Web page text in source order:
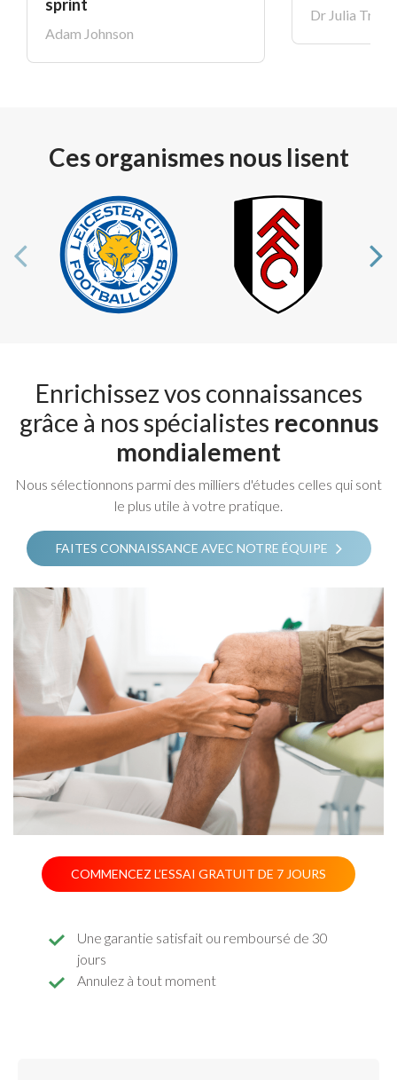
sprint
Adam Johnson
Dr Julia
Ces organismes nous lisent
Enrichissez vos connaissances
grâce à nos spécialistes reconnus
mondialement
Nous sélectionnons parmi des milliers d'études celles qui sont
le plus utile à votre pratique.
FAITES CONNAISSANCE AVEC NOTRE ÉQUIPE
COMMENCEZ L’ESSAI GRATUIT DE 7 JOURS
Une garantie satisfait ou remboursé de 30
jours
Annulez à tout moment